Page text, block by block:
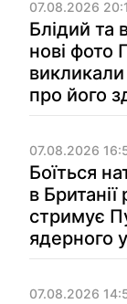
07.08.2026
Блідий та
нові фото
про його
07.08.2026
Боїться
в
стримує
ядерного
07.08.2026